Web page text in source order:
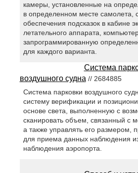
камеры, установленные на
в определенном месте самолета,
обеспечения подсказок в кабине
летательного аппарата,
запрограммированную
для каждого варианта.
Система
воздушного судна// 2684885
Система парковки воздушного
систему верификации и
основе света, выполненную с
сканировать объем, связанный с
а также управлять его размером,
для приема данных наблюдения
наблюдения аэропорта.